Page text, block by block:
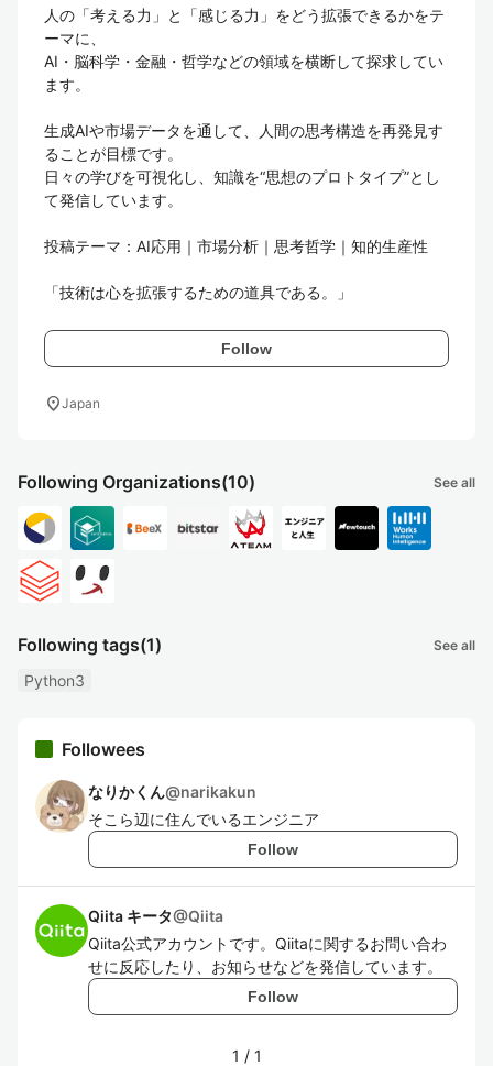
人の「考える力」と「感じる力」をどう拡張できるかをテ
ーマに、
AI・脳科学・金融・哲学などの領域を横断して探求してい
ます。
生成AIや市場データを通して、人間の思考構造を再発見す
ることが目標です。
日々の学びを可視化し、知識を“思想のプロトタイプ”とし
て発信しています。
投稿テーマ：AI応用｜市場分析｜思考哲学｜知的生産性
「技術は心を拡張するための道具である。」
Follow
location_onJapan
Following Organizations(10) See all
Following tags(1) See all
Python3
Followees
なりかくん@narikakun
そこら辺に住んでいるエンジニア
Follow
Qiita キータ@Qiita
Qiita公式アカウントです。Qiitaに関するお問い合わ
せに反応したり、お知らせなどを発信しています。
Follow
1 / 1